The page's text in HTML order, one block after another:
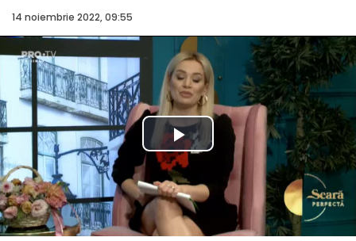
14 noiembrie 2022, 09:55